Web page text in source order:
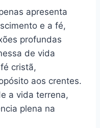
apresenta
e a fé,
profundas
de vida
cristã,
aos crentes.
a vida terrena,
plena na